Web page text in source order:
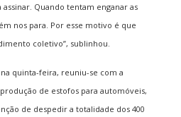
Quando tentam enganar as
nos para. Por esse motivo é que
coletivo”, sublinhou.
quinta-feira, reuniu-se com a
de estofos para automóveis,
de despedir a totalidade dos 400